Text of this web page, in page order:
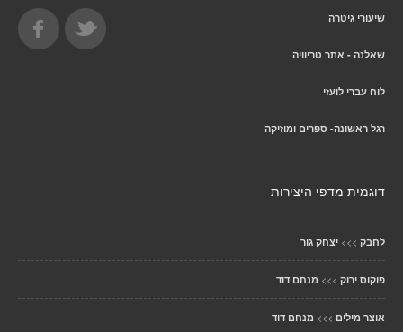
שיעורי גיטרה
שאלנה - אתר טריוויה
לוח עברי לועזי
רגל ראשונה- ספרים ומוזיקה
דוגמית מדפי היצירות
לחבק >>> יצחק גור
פוקוס ירוק >>> מנחם דוד
אוצר מילים >>> מנחם דוד